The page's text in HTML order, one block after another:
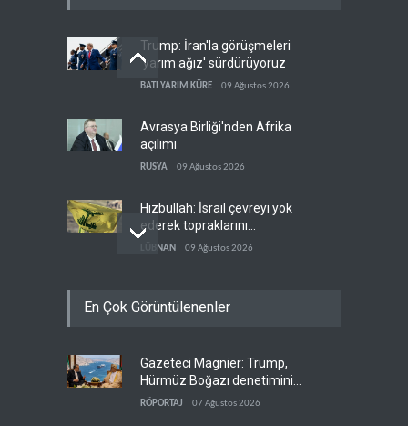
Trump: İran'la görüşmeleri
'yarım ağız' sürdürüyoruz
BATI YARIM KÜRE 09 Ağustos 2026
Avrasya Birliği'nden Afrika
açılımı
RUSYA 09 Ağustos 2026
Hizbullah: İsrail çevreyi yok
ederek topraklarını
genişletiyor
LÜBNAN 09 Ağustos 2026
Muhsin Rızai'ye yeni görev
Hamas arabuluculardan
İsrail'e baskı yapmasını
istedi
En Çok Görüntülenenler
Gazeteci Magnier: Trump,
Hürmüz Boğazı denetimini
doğrudan İran ve Umman'a
RÖPORTAJ 07 Ağustos 2026